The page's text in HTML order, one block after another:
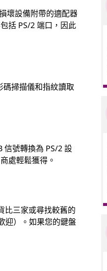
壞設備附帶的適配器
括 PS/2 端口，因此
掃描儀和指紋讀取
信號轉換為 PS/2 設
處輕鬆獲得。
比三家或尋找較舊的
迎）。如果您的鍵盤